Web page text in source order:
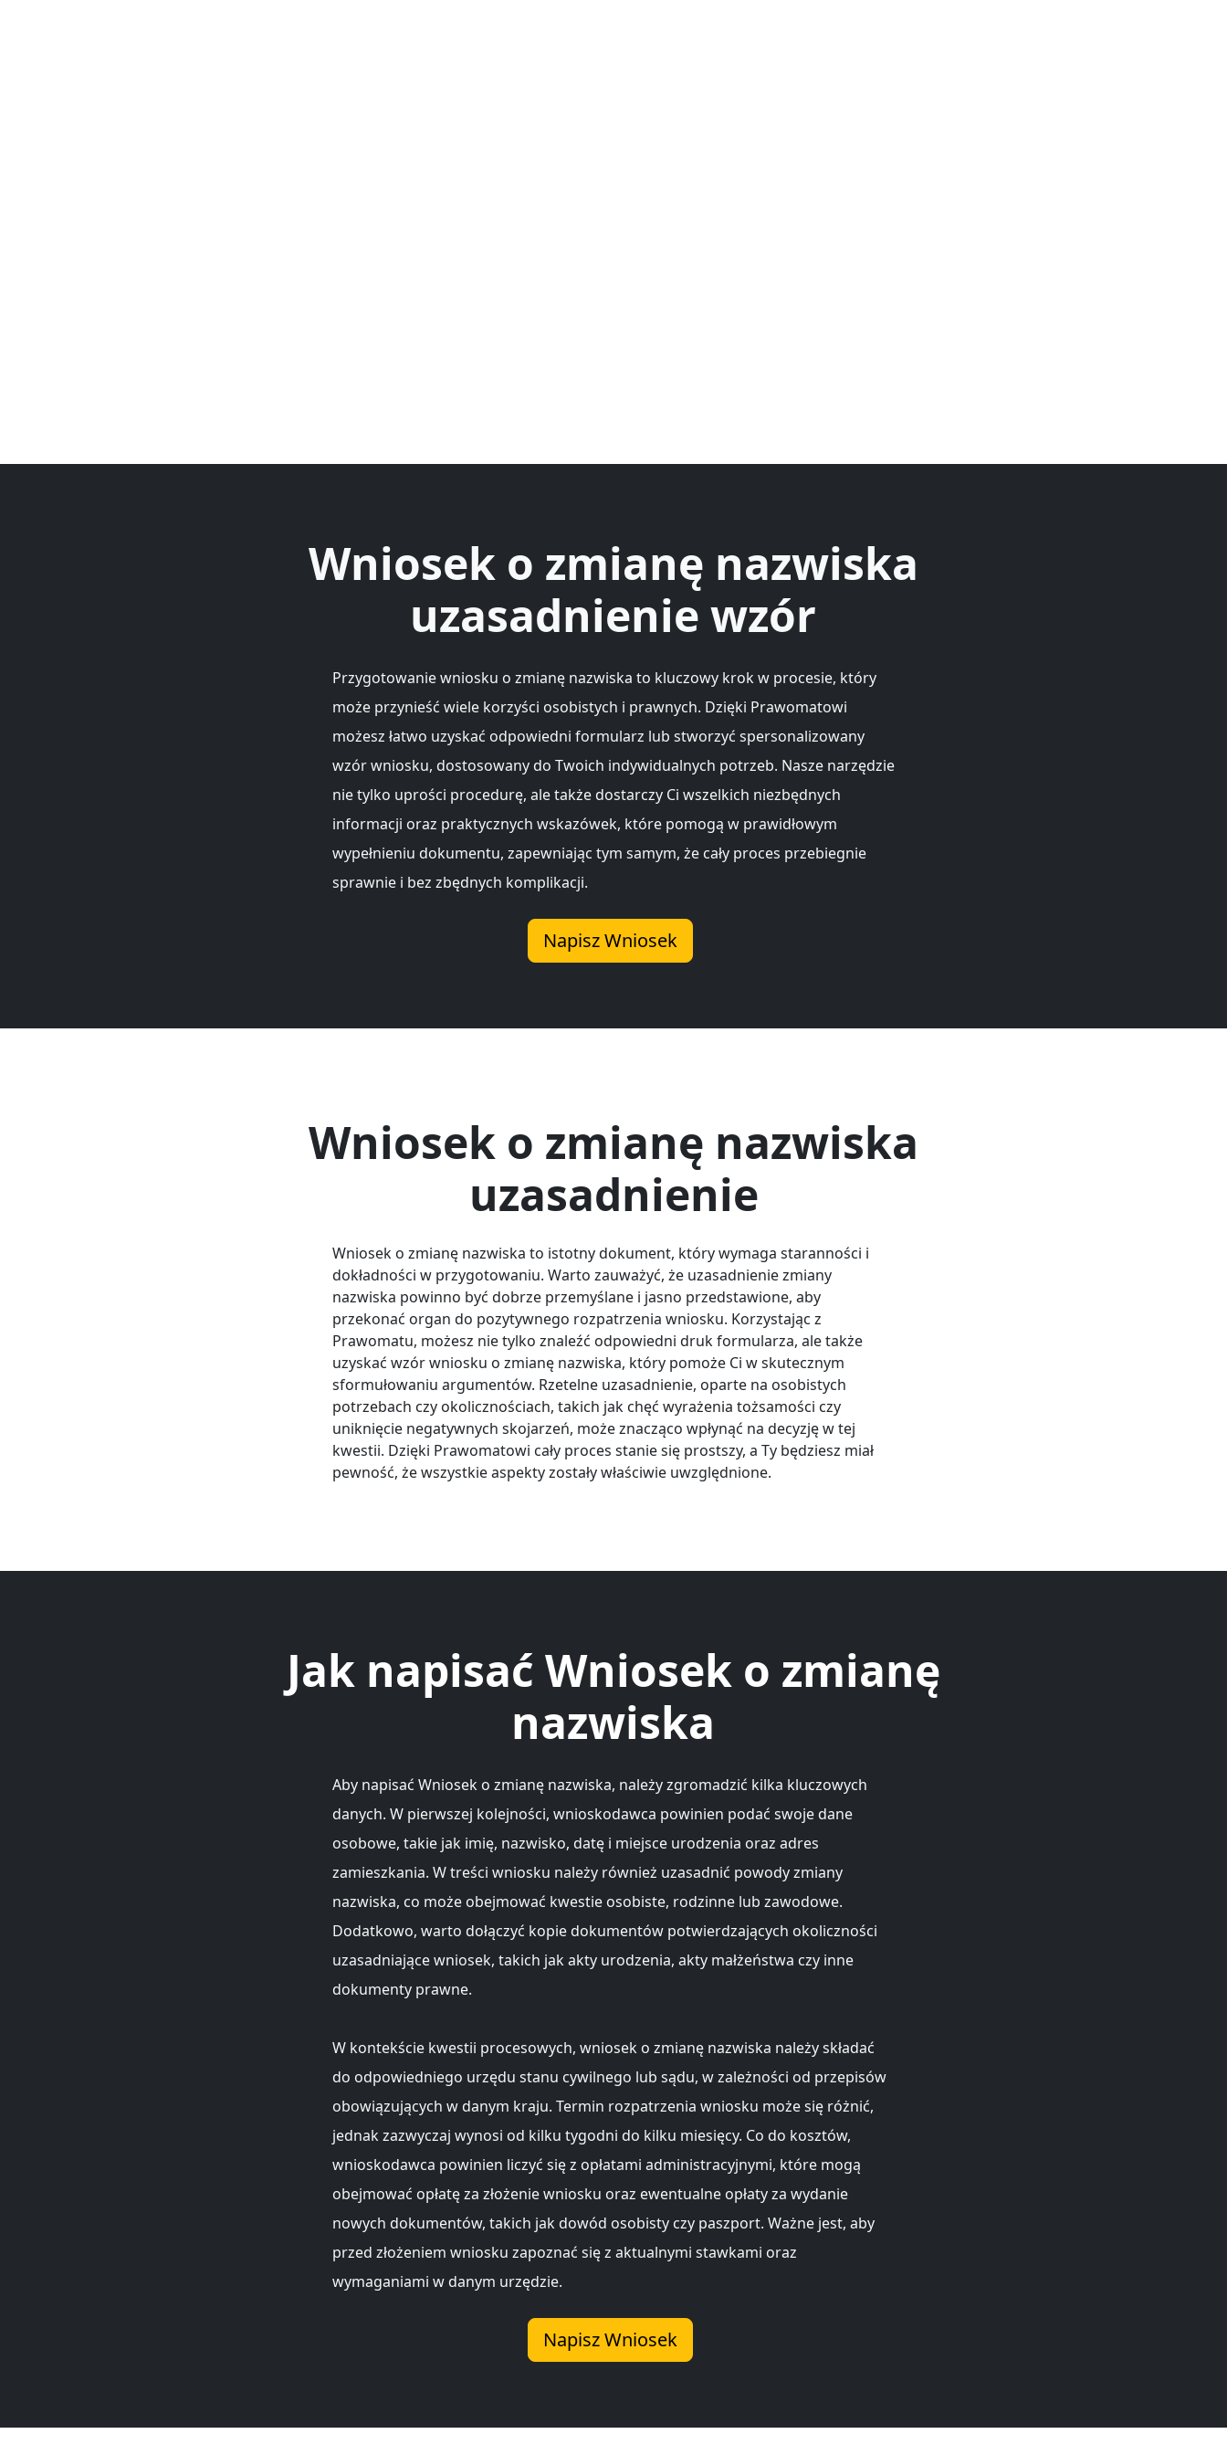
Wniosek o zmianę nazwiska
uzasadnienie wzór
Przygotowanie wniosku o zmianę nazwiska to kluczowy krok w procesie, który
może przynieść wiele korzyści osobistych i prawnych. Dzięki Prawomatowi
możesz łatwo uzyskać odpowiedni formularz lub stworzyć spersonalizowany
wzór wniosku, dostosowany do Twoich indywidualnych potrzeb. Nasze narzędzie
nie tylko uprości procedurę, ale także dostarczy Ci wszelkich niezbędnych
informacji oraz praktycznych wskazówek, które pomogą w prawidłowym
wypełnieniu dokumentu, zapewniając tym samym, że cały proces przebiegnie
sprawnie i bez zbędnych komplikacji.
Napisz Wniosek
Wniosek o zmianę nazwiska
uzasadnienie
Wniosek o zmianę nazwiska to istotny dokument, który wymaga staranności i
dokładności w przygotowaniu. Warto zauważyć, że uzasadnienie zmiany
nazwiska powinno być dobrze przemyślane i jasno przedstawione, aby
przekonać organ do pozytywnego rozpatrzenia wniosku. Korzystając z
Prawomatu, możesz nie tylko znaleźć odpowiedni druk formularza, ale także
uzyskać wzór wniosku o zmianę nazwiska, który pomoże Ci w skutecznym
sformułowaniu argumentów. Rzetelne uzasadnienie, oparte na osobistych
potrzebach czy okolicznościach, takich jak chęć wyrażenia tożsamości czy
uniknięcie negatywnych skojarzeń, może znacząco wpłynąć na decyzję w tej
kwestii. Dzięki Prawomatowi cały proces stanie się prostszy, a Ty będziesz miał
pewność, że wszystkie aspekty zostały właściwie uwzględnione.
Jak napisać Wniosek o zmianę
nazwiska
Aby napisać Wniosek o zmianę nazwiska, należy zgromadzić kilka kluczowych
danych. W pierwszej kolejności, wnioskodawca powinien podać swoje dane
osobowe, takie jak imię, nazwisko, datę i miejsce urodzenia oraz adres
zamieszkania. W treści wniosku należy również uzasadnić powody zmiany
nazwiska, co może obejmować kwestie osobiste, rodzinne lub zawodowe.
Dodatkowo, warto dołączyć kopie dokumentów potwierdzających okoliczności
uzasadniające wniosek, takich jak akty urodzenia, akty małżeństwa czy inne
dokumenty prawne.
W kontekście kwestii procesowych, wniosek o zmianę nazwiska należy składać
do odpowiedniego urzędu stanu cywilnego lub sądu, w zależności od przepisów
obowiązujących w danym kraju. Termin rozpatrzenia wniosku może się różnić,
jednak zazwyczaj wynosi od kilku tygodni do kilku miesięcy. Co do kosztów,
wnioskodawca powinien liczyć się z opłatami administracyjnymi, które mogą
obejmować opłatę za złożenie wniosku oraz ewentualne opłaty za wydanie
nowych dokumentów, takich jak dowód osobisty czy paszport. Ważne jest, aby
przed złożeniem wniosku zapoznać się z aktualnymi stawkami oraz
wymaganiami w danym urzędzie.
Napisz Wniosek